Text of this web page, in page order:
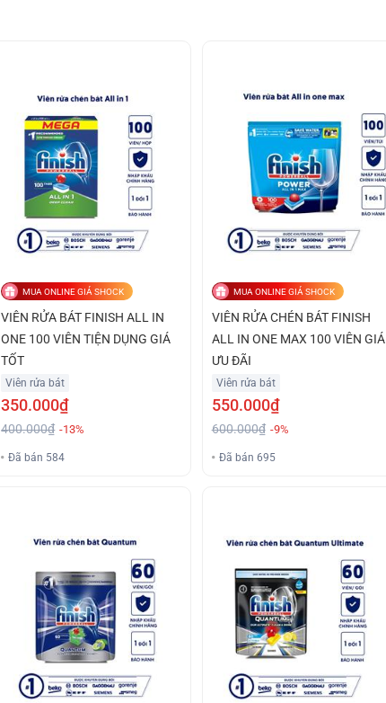
MUA ONLINE GIÁ SHOCK
VIÊN RỬA BÁT FINISH ALL IN
ONE 100 VIÊN TIỆN DỤNG GIÁ
TỐT
Viên rửa bát
350.000₫
400.000₫ -13%
Đã bán 584
MUA ONLINE GIÁ SHOCK
VIÊN RỬA CHÉN BÁT FINISH
ALL IN ONE MAX 100 VIÊN GIÁ
ƯU ĐÃI
Viên rửa bát
550.000₫
600.000₫ -9%
Đã bán 695